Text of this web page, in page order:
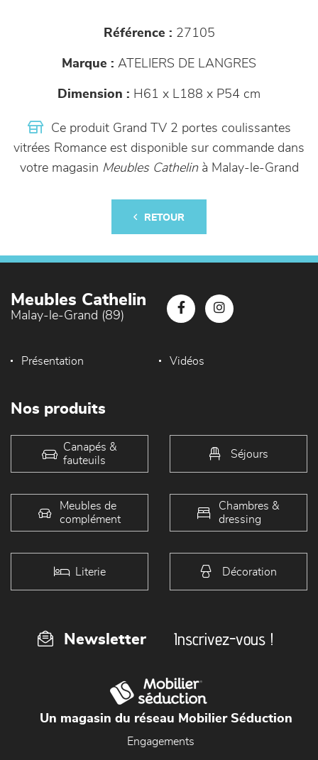
Référence : 27105
Marque : ATELIERS DE LANGRES
Dimension : H61 x L188 x P54 cm
Ce produit Grand TV 2 portes coulissantes
vitrées Romance est disponible sur commande dans
votre magasin Meubles Cathelinà Malay-le-Grand
RETOUR
Meubles Cathelin
Malay-le-Grand (89)
Présentation Vidéos
Nos produits
Canapés &
fauteuils
Séjours
Meubles de
complément
Chambres &
dressing
Literie Décoration
Newsletter Inscrivez-vous !
Un magasin du réseau Mobilier Séduction
Engagements